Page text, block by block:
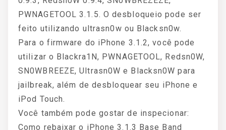
PWNAGETOOL 3.1.5. O desbloqueio pode ser
feito utilizando ultrasn0w ou Blacksn0w.
Para o firmware do iPhone 3.1.2, você pode
utilizar o Blackra1N, PWNAGETOOL, Redsn0W,
SN0WBREEZE, Ultrasn0W e Blacksn0W para
jailbreak, além de desbloquear seu iPhone e
iPod Touch.
Você também pode gostar de inspecionar:
Como rebaixar o iPhone 3.1.3 Base Band